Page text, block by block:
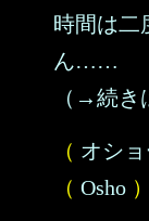
時間は二
ん……
（→続き
（ オショ
（ Osho ）